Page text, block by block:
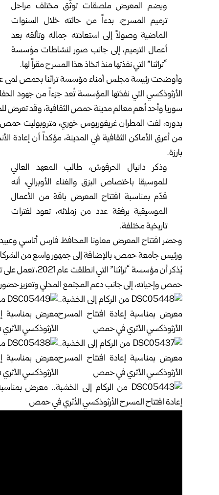
ويضم المعرض ملصقات توثّق مختلف مراحل
ترميم المسرح، بدءاً من حالته خلال السنوات
الماضية وصولاً إلى استعادته جماله وتألقه بعد
أعمال الترميم، إلى جانب صور لنشاطات مؤسسة
“تراثنا” التي نفذتها منذ اتخاذ هذا المسرح مقراً لها.
وأوضحت رئيسة مجلس أمناء مؤسسة تراثنا بحمص لمى
الأرثوذكسي التي نفذتها المؤسسة تُعد جزءاً من جهود
سوريا وأحد أهم معالم مدينة حمص الثقافية، وقد تعرض
بدوره، لفت المطران غريغوريوس خوري، متروبوليت حمص
من أعرق الأماكن الثقافية في المدينة، مؤكداً أن إعادة
بارزة.
وذكر دانيال الحرفوش، طالب المعهد العالي
للموسيقا باختصاص البزق والغناء الأوبرالي، أنه
قدّم بمناسبة افتتاح المعرض باقة من الأعمال
الموسيقية برفقة عدد من زملائه، تعود لفترات
تاريخية مختلفة.
وحضر افتتاح المعرض معاونا المحافظ فارس أتاسي
ورئيس جامعة حمص، بالإضافة إلى جمهور واسع من
يُذكر أن مؤسسة
حمص وإحيائه، إلى جانب دعم المجتمع المحلي وتعزيز حضور